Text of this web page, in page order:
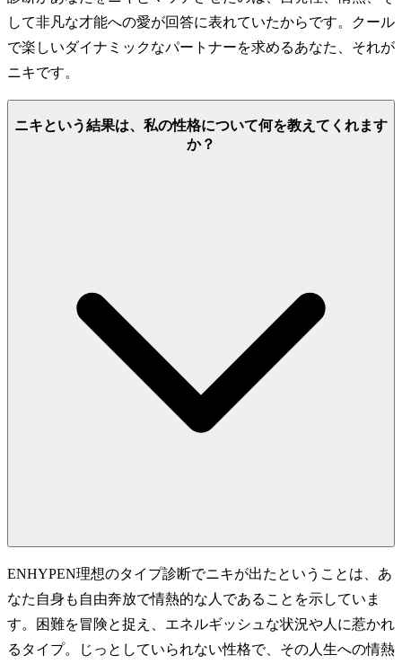
して非凡な才能への愛が回答に表れていたからです。クール
で楽しいダイナミックなパートナーを求めるあなた、それが
ニキです。
ニキという結果は、私の性格について何を教えてくれます
か？
ENHYPEN理想のタイプ診断でニキが出たということは、あ
なた自身も自由奔放で情熱的な人であることを示していま
す。困難を冒険と捉え、エネルギッシュな状況や人に惹かれ
るタイプ。じっとしていられない性格で、その人生への情熱